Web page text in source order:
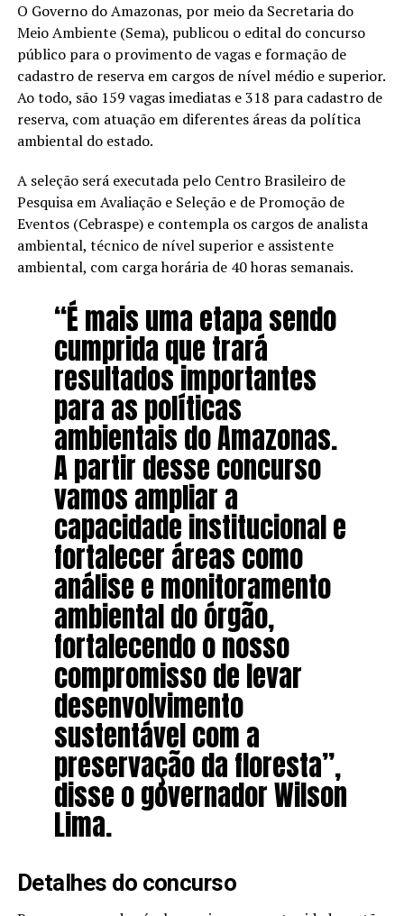
O Governo do Amazonas, por meio da Secretaria do
Meio Ambiente (Sema), publicou o edital do concurso
público para o provimento de vagas e formação de
cadastro de reserva em cargos de nível médio e superior.
Ao todo, são 159 vagas imediatas e 318 para cadastro de
reserva, com atuação em diferentes áreas da política
ambiental do estado.
A seleção será executada pelo Centro Brasileiro de
Pesquisa em Avaliação e Seleção e de Promoção de
Eventos (Cebraspe) e contempla os cargos de analista
ambiental, técnico de nível superior e assistente
ambiental, com carga horária de 40 horas semanais.
“É mais uma etapa sendo
cumprida que trará
resultados importantes
para as políticas
ambientais do Amazonas.
A partir desse concurso
vamos ampliar a
capacidade institucional e
fortalecer áreas como
análise e monitoramento
ambiental do órgão,
fortalecendo o nosso
compromisso de levar
desenvolvimento
sustentável com a
preservação da floresta”,
disse o governador Wilson
Lima.
Detalhes do concurso